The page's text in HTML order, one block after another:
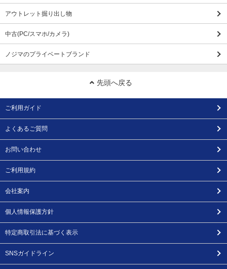
アウトレット掘り出し物
中古(PC/スマホ/カメラ)
ノジマのプライベートブランド
先頭へ戻る
ご利用ガイド
よくあるご質問
お問い合わせ
ご利用規約
会社案内
個人情報保護方針
特定商取引法に基づく表示
SNSガイドライン